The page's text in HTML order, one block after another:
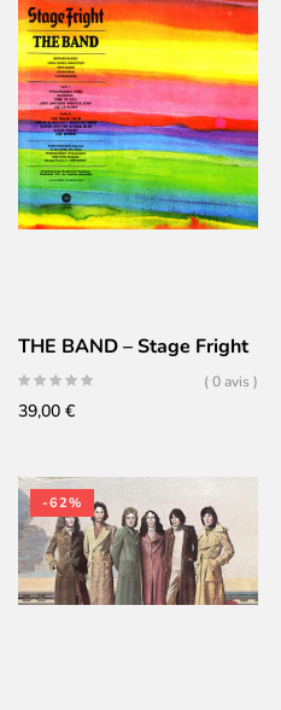
THE BAND – Stage Fright
( 0 avis )
39,00 €
-62%